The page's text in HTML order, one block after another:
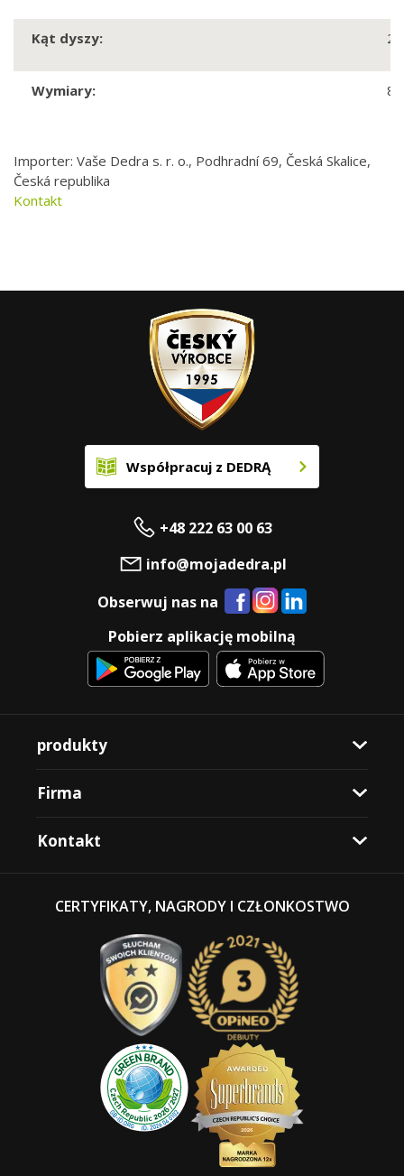
Kąt dyszy:
Wymiary:
Importer: Vaše Dedra s. r. o., Podhradní 69, Česká Skalice,
Česká republika
Kontakt
Współpracuj z DEDRĄ
+48 222 63 00 63
info@mojadedra.pl
Obserwuj nas na
Pobierz aplikację mobilną
produkty
Firma
Kontakt
CERTYFIKATY, NAGRODY I CZŁONKOSTWO